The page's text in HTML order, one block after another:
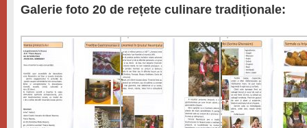
Galerie foto 20 de rețete culinare tradiționale: